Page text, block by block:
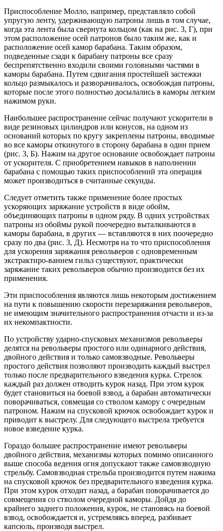
Приспособление Молло, например, представляло собой
упругую ленту, удерживающую патроны лишь в том случае,
когда эта лента была свернута кольцом (как на рис. 3, Г), при
этом расположение осей патронов было таким же, как и
расположение осей камор барабана. Таким образом,
подведенные сзади к барабану патроны все сразу
беспрепятственно входили своими головными частями в
каморы барабана. Путем сдвигания простейшей застежки
кольцо размыкалось и разворачивалось, освобождая патроны,
которые после этого полностью досылались в каморы легким
нажимом руки.
Наибольшее распространение сейчас получают ускорители в
виде резиновых цилиндров или конусов, на одном из
оснований которых по кругу закреплены патроны, вводимые
во все каморы откинутого в сторону барабана в один прием
(рис. 3, Б). Нажим на другое основание освобождает патроны
от ускорителя. С приобретением навыков в наполнении
барабана с помощью таких приспособлений эта операция
может производиться в считанные секунды.
Следует отметить также применение более простых
ускоряющих заряжание устройств в виде обойм,
объединяющих патроны в одном ряду. В одних устройствах
патроны из обоймы рукой поочередно выталкиваются в
каморы барабана, в других — вставляются в них поочередно
сразу по два (рис. 3, Д). Несмотря на то что приспособления
для ускорения заряжания револьверов с одновременным
экстрактиро-ванием гильз существуют, практически
заряжание таких револьверов обычно производится без их
применения.
Эти приспособления являются лишь некоторым достижением
на пути к повышению скорости перезаряжания револьверов,
не имеющим значительного распространения отчасти и из-за
их некомпактности.
По устройству ударно-спусковых механизмов револьверы
делятся на револьверы простого или одинарного действия,
двойного действия и только самовзводные. Револьверы
простого действия позволяют производить каждый выстрел
только после предварительного взведения курка. Стрелок
каждый раз должен отводить курок назад. При этом курок
будет становиться на боевой взвод, а барабан автоматически
поворачиваться, совмещая со стволом камору с очередным
патроном. Нажим на спусковой крючок освобождает курок и
приводит к выстрелу. Для следующего выстрела требуется
новое взведение курка.
Гораздо большее распространение имеют револьверы
двойного действия, механизмы которых помимо описанного
выше способа ведения огня допускают также самовзводную
стрельбу. Самовзводная стрельба производится путем нажима
на спусковой крючок без предварительного взведения курка.
При этом курок отходит назад, а барабан поворачивается до
совмещения со стволом очередной каморы. Дойдя до
крайнего заднего положения, курок, не становясь на боевой
взвод, освобождается и, устремляясь вперед, разбивает
капсюль, производя выстрел.